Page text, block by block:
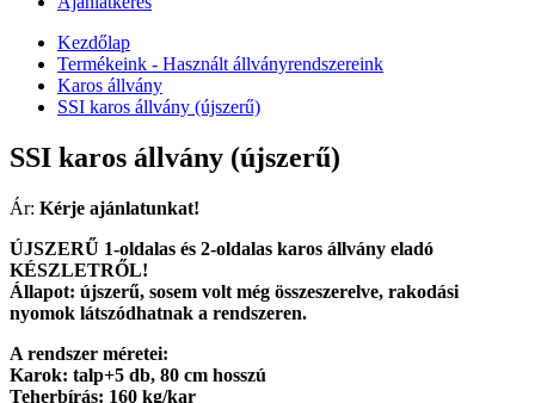
Kezdőlap
Termékeink - Használt állványrendszereink
Karos állvány
SSI karos állvány (újszerű)
SSI karos állvány (újszerű)
Ár: Kérje ajánlatunkat!
ÚJSZERŰ 1-oldalas és 2-oldalas karos állvány eladó
KÉSZLETRŐL!
Állapot: újszerű, sosem volt még összeszerelve, rakodási
nyomok látszódhatnak a rendszeren.
A rendszer méretei:
Karok: talp+5 db, 80 cm hosszú
Teherbírás: 160 kg/kar